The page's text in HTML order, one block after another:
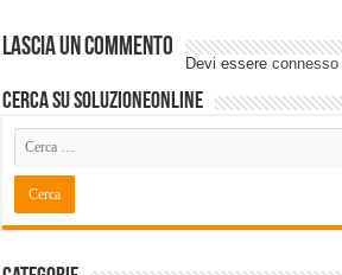
Lascia un commento
Devi essereconnesso
Cerca su SoluzioneOnline